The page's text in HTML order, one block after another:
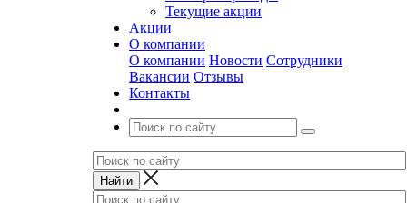
Текущие акции
Акции
О компании
О компании Новости Сотрудники
Вакансии Отзывы
Контакты